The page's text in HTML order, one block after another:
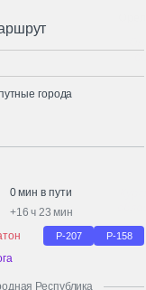
города
0 мин в пути
+16 ч 23 мин
Р-207 Р-158
Республика